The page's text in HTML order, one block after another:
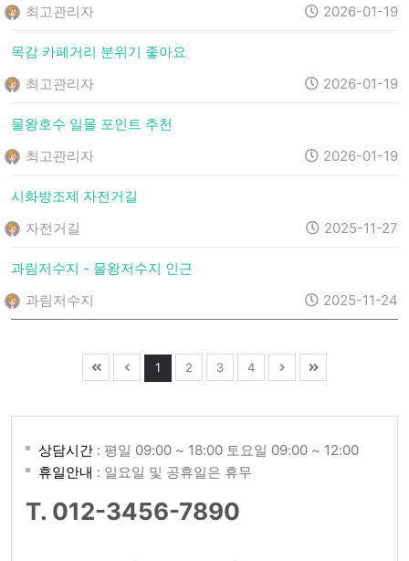
최고관리자
2026-01-19
목감 카페거리 분위기 좋아요
최고관리자
2026-01-19
물왕호수 일몰 포인트 추천
최고관리자
2026-01-19
시화방조제 자전거길
자전거길
2025-11-27
과림저수지 - 물왕저수지 인근
과림저수지
2025-11-24
1 2 3 4
상담시간 : 평일 09:00 ~ 18:00 토요일 09:00 ~ 12:00
휴일안내 : 일요일 및 공휴일은 휴무
T. 012-3456-7890